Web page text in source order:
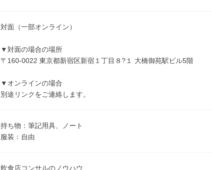
対面（一部オンライン）
▼対面の場合の場所
〒160-0022 東京都新宿区新宿１丁目８?１ 大橋御苑駅ビル5階
▼オンラインの場合
別途リンクをご連絡します。
持ち物：筆記用具、ノート
服装：自由
飲食店コンサルのノウハウ